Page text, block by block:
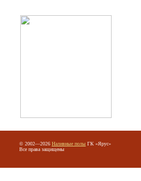
© 2002—2026 Наливные полы ГК «Ярус»
Все права защищены